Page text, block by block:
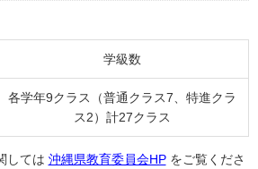
学級数
各学年9クラス（普通クラス7、特進クラ
ス2）計27クラス
しては 沖縄県教育委員会HPをご覧くださ